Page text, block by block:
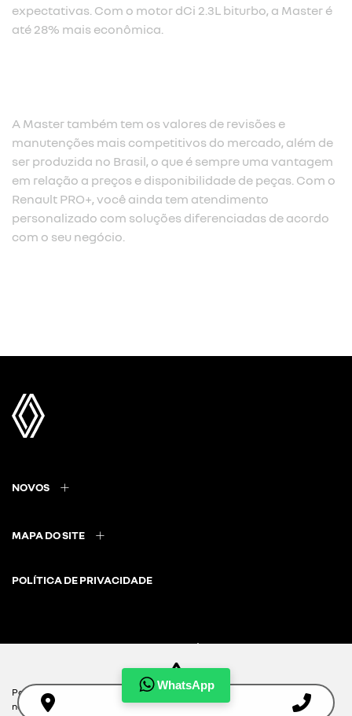
WhatsApp
expectativas. Com o motor dCi 2.3L biturbo, a Master é
até 28% mais econômica.​
A Master também tem os valores de revisões e
manutenções mais competitivos do mercado, além de
ser produzida no Brasil, o que é sempre uma vantagem
em relação a preços e disponibilidade de peças. Com o
Renault PRO+, você ainda tem atendimento
personalizado com soluções diferenciadas de acordo
com o seu negócio.
NOVOS
MAPA DO SITE
POLÍTICA DE PRIVACIDADE
CNPJ: 04.621.624/0001-87
Para otimizar sua experiência durante a navegação, fazemos uso de
nossa política de cookies e para proteger seus dados pessoais